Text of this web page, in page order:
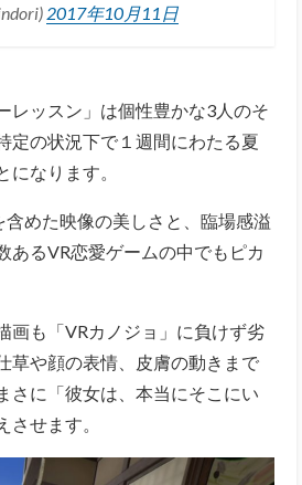
2017年10月11日
レッスン」は個性豊かな3人のそ
定の状況下で１週間にわたる夏
なります。
含めた映像の美しさと、臨場感溢
あるVR恋愛ゲームの中でもピカ
画も「VRカノジョ」に負けず劣
草や顔の表情、皮膚の動きまで
さに「彼女は、本当にそこにい
させます。